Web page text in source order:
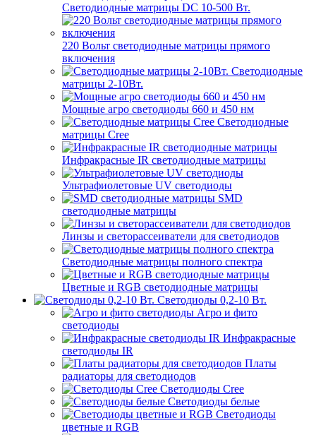
Светодиодные матрицы DC 10-500 Вт.
220 Вольт cветодиодные матрицы прямого
включения
Светодиодные
матрицы 2-10Вт.
Мощные агро светодиоды 660 и 450 нм
Светодиодные
матрицы Cree
Инфракрасные IR светодиодные матрицы
Ультрафиолетовые UV светодиоды
SMD
светодиодные матрицы
Линзы и светорассеиватели для светодиодов
Светодиодные матрицы полного спектра
Цветные и RGB светодиодные матрицы
Светодиоды 0,2-10 Вт.
Агро и фито
светодиоды
Инфракрасные
светодиоды IR
Платы
радиаторы для светодиодов
Светодиоды Cree
Светодиоды белые
Светодиоды
цветные и RGB